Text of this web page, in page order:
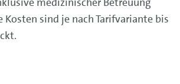
Kosten sind je nach Tarifvariante bis